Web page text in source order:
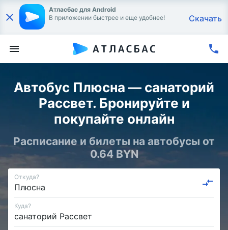
Атласбас для Android
В приложении быстрее и еще удобнее!
Скачать
Автобус Плюсна — санаторий
Рассвет. Бронируйте и
покупайте онлайн
Расписание и билеты на автобусы от
0.64 BYN
Откуда?
Куда?